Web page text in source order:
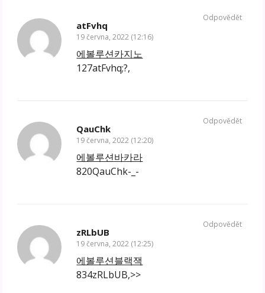
atFvhq
19 června, 2022 (12:16)
에볼루션카지노
127atFvhq;?,
Odpovědět
QauChk
19 června, 2022 (12:20)
에볼루션바카라
820QauChk-_-
Odpovědět
zRLbUB
19 června, 2022 (12:25)
에볼루션블랙잭
834zRLbUB,>>
Odpovědět